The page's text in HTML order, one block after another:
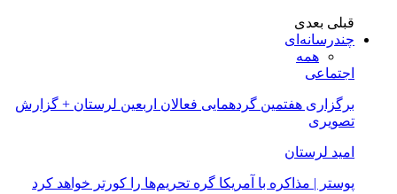
قبلی بعدی
چندرسانه‌ای
همه
اجتماعی
برگزاری هفتمین گردهمایی فعالان اربعین لرستان + گزارش
تصویری
امید لرستان
پوستر | مذاکره با آمریکا گره تحریم‌ها را کورتر خواهد کرد